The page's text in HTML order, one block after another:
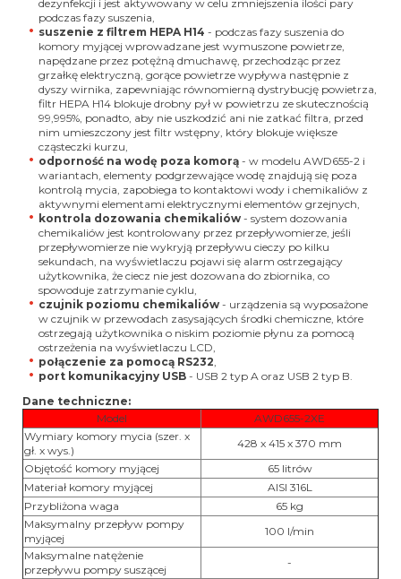
dezynfekcji i jest aktywowany w celu zmniejszenia ilości pary
podczas fazy suszenia,
suszenie z filtrem HEPA H14 - podczas fazy suszenia do
komory myjącej wprowadzane jest wymuszone powietrze,
napędzane przez potężną dmuchawę, przechodząc przez
grzałkę elektryczną, gorące powietrze wypływa następnie z
dyszy wirnika, zapewniając równomierną dystrybucję powietrza,
filtr HEPA H14 blokuje drobny pył w powietrzu ze skutecznością
99,995%, ponadto, aby nie uszkodzić ani nie zatkać filtra, przed
nim umieszczony jest filtr wstępny, który blokuje większe
cząsteczki kurzu,
odporność na wodę poza komorą - w modelu AWD655-2 i
wariantach, elementy podgrzewające wodę znajdują się poza
kontrolą mycia, zapobiega to kontaktowi wody i chemikaliów z
aktywnymi elementami elektrycznymi elementów grzejnych,
kontrola dozowania chemikaliów - system dozowania
chemikaliów jest kontrolowany przez przepływomierze, jeśli
przepływomierze nie wykryją przepływu cieczy po kilku
sekundach, na wyświetlaczu pojawi się alarm ostrzegający
użytkownika, że ciecz nie jest dozowana do zbiornika, co
spowoduje zatrzymanie cyklu,
czujnik poziomu chemikaliów - urządzenia są wyposażone
w czujnik w przewodach zasysających środki chemiczne, które
ostrzegają użytkownika o niskim poziomie płynu za pomocą
ostrzeżenia na wyświetlaczu LCD,
połączenie za pomocą RS232,
port komunikacyjny USB - USB 2 typ A oraz USB 2 typ B.
Dane techniczne:
Model
AWD655-2XE
Wymiary komory mycia (szer. x
gł. x wys.)
428 x 415 x 370 mm
Objętość komory myjącej
65 litrów
Materiał komory myjącej
AISI 316L
Przybliżona waga
65 kg
Maksymalny przepływ pompy
myjącej
100 l/min
Maksymalne natężenie
przepływu pompy suszącej
-